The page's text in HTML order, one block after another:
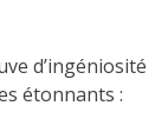
d’ingéniosité
étonnants :